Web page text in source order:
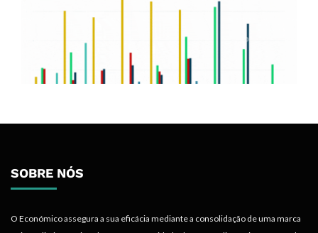
SOBRE NÓS
O Económico assegura a sua eficácia mediante a consolidação de uma marca